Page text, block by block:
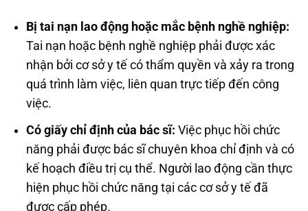
Bị tai nạn lao động hoặc mắc bệnh nghề nghiệp:
Tai nạn hoặc bệnh nghề nghiệp phải được xác
nhận bởi cơ sở y tế có thẩm quyền và xảy ra trong
quá trình làm việc, liên quan trực tiếp đến công
việc.
Có giấy chỉ định của bác sĩ: Việc phục hồi chức
năng phải được bác sĩ chuyên khoa chỉ định và có
kế hoạch điều trị cụ thể. Người lao động cần thực
hiện phục hồi chức năng tại các cơ sở y tế đã
được cấp phép.